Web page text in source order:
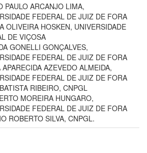
PAULO ARCANJO LIMA,
FEDERAL DE JUIZ DE FORA
OLIVEIRA HOSKEN, UNIVERSIDADE
DE VIÇOSA
GONELLI GONÇALVES,
FEDERAL DE JUIZ DE FORA
APARECIDA AZEVEDO ALMEIDA,
FEDERAL DE JUIZ DE FORA
RIBEIRO, CNPGL
MOREIRA HUNGARO,
FEDERAL DE JUIZ DE FORA
ROBERTO SILVA, CNPGL.